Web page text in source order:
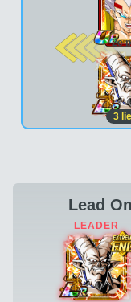
2e
3
Lead